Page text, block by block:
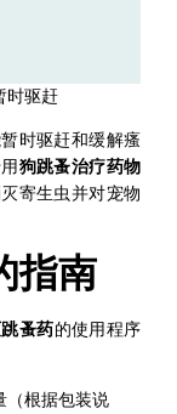
时驱赶
时驱赶和缓解瘙
狗跳蚤治疗药物
寄生虫并对宠物
指南
蚤药的使用程序
（根据包装说